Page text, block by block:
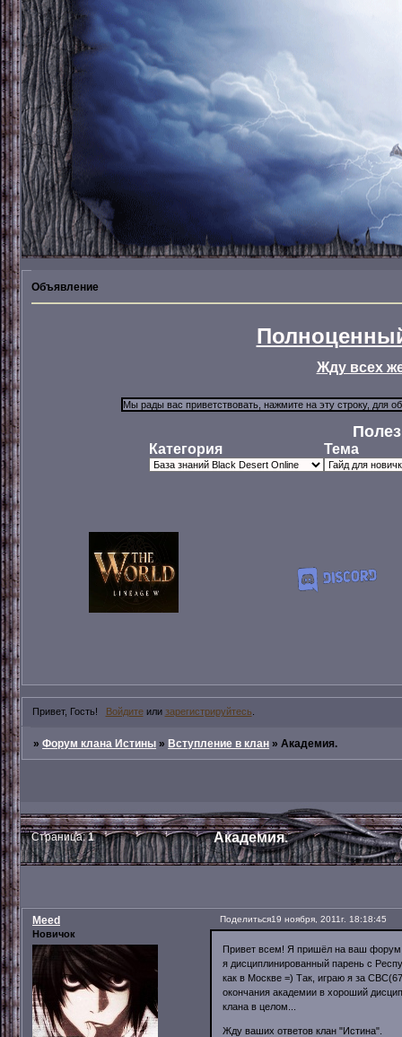
Объявление
Жду всех
Категория Тема
Привет, Гость! Войдитеили зарегистрируйтесь
»Форум клана Истины »Вступление в клан »Академия.
Академия.
Страница:1
Поделиться19 ноября, 2011г. 18:18:45
Meed
Новичок
Привет всем! Я пришёл на ваш форум
я дисциплинированный парень с
как в Москве =) Так, играю я за
окончания академии в хороший
клана в целом...
Жду ваших ответов клан "Истина".